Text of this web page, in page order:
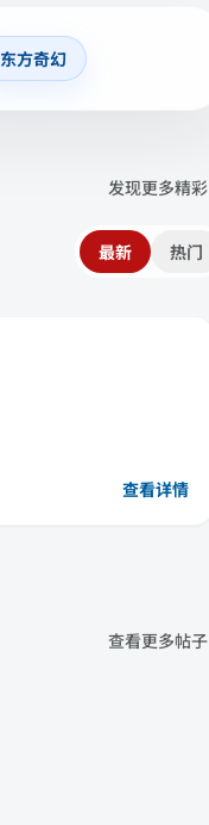
东方奇幻
发现更多精彩
最新 热门
查看详情
查看更多帖子